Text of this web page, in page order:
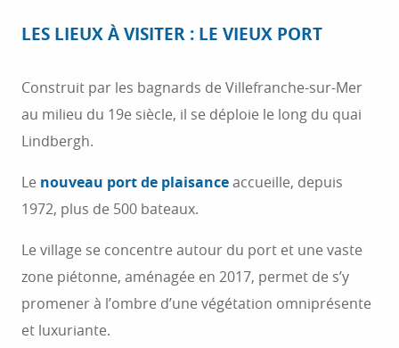
LES LIEUX À VISITER : LE VIEUX PORT
Construit par les bagnards de Villefranche-sur-Mer
au milieu du 19e siècle, il se déploie le long du quai
Lindbergh.
Le nouveau port de plaisanceaccueille, depuis
1972, plus de 500 bateaux.
Le village se concentre autour du port et une vaste
zone piétonne, aménagée en 2017, permet de s’y
promener à l’ombre d’une végétation omniprésente
et luxuriante.